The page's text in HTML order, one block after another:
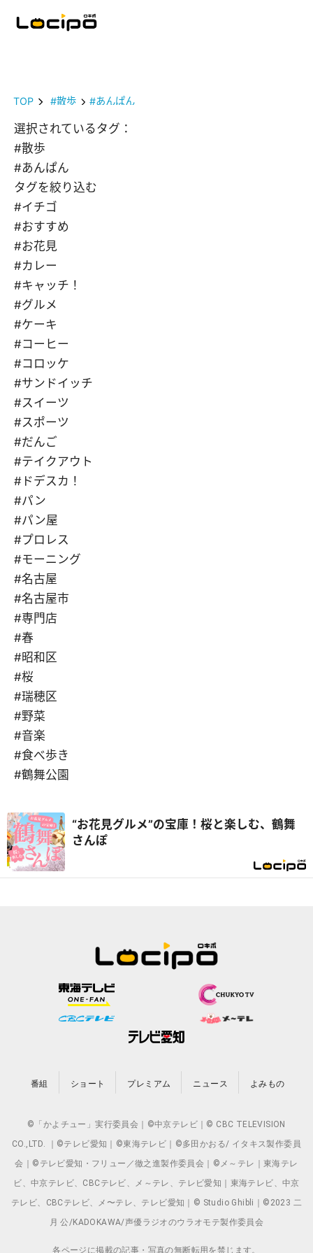
TOP #散歩 #あんぱん
選択されているタグ：
#散歩
#あんぱん
タグを絞り込む
#イチゴ
#おすすめ
#お花見
#カレー
#キャッチ！
#グルメ
#ケーキ
#コーヒー
#コロッケ
#サンドイッチ
#スイーツ
#スポーツ
#だんご
#テイクアウト
#ドデスカ！
#パン
#パン屋
#プロレス
#モーニング
#名古屋
#名古屋市
#専門店
#春
#昭和区
#桜
#瑞穂区
#野菜
#音楽
#食べ歩き
#鶴舞公園
“お花見グルメ”の宝庫！桜と楽しむ、鶴舞
さんぽ
番組 ショート プレミアム ニュース よみもの
©「かよチュー」実行委員会｜©中京テレビ｜© CBC TELEVISION
CO.,LTD. ｜©テレビ愛知｜©東海テレビ｜©多田かおる/ イタキス製作委員
会｜©テレビ愛知・フリュー／徹之進製作委員会｜©メ～テレ｜東海テレ
ビ、中京テレビ、CBCテレビ、メ～テレ、テレビ愛知｜東海テレビ、中京
テレビ、CBCテレビ、メ〜テレ、テレビ愛知｜© Studio Ghibli｜©2023 二
月 公/KADOKAWA/声優ラジオのウラオモテ製作委員会
各ページに掲載の記事・写真の無断転用を禁じます。